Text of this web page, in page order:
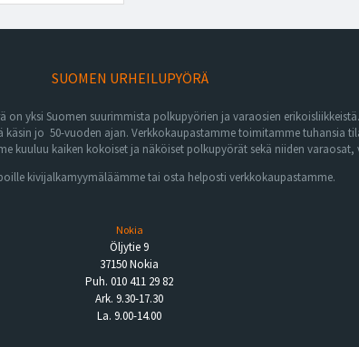
SUOMEN URHEILUPYÖRÄ
on yksi Suomen suurimmista polkupyörien ja varaosien erikoisliikkeistä.
jo 50-vuoden ajan. Verkkokaupastamme toimitamme tuhansia
kuuluu kaiken kokoiset ja näköiset polkupyörät sekä niiden
kivijalkamyymäläämme tai osta helposti verkkokaupastamme.
Nokia
Öljytie 9
37150 Nokia
Puh. 010 411 29 82
Ark. 9.30-17.30
La. 9.00-14.00